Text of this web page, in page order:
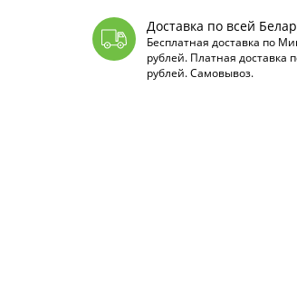
Доставка по всей
Бесплатная доставка по
рублей. Платная доставка
рублей. Самовывоз.